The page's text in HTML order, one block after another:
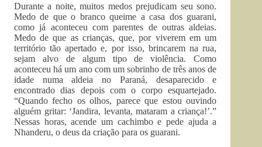
Durante a noite, muitos medos prejudicam seu sono.
Medo de que o branco queime a casa dos guarani,
como já aconteceu com parentes de outras aldeias.
Medo de que as crianças, que, por viverem em um
território tão apertado e, por isso, brincarem na rua,
sejam alvo de algum tipo de violência. Como
aconteceu há um ano com um sobrinho de três anos de
idade numa aldeia no Paraná, desaparecido e
encontrado dias depois com o corpo esquartejado.
“Quando fecho os olhos, parece que estou ouvindo
alguém gritar: ‘Jandira, levanta, mataram a criança!’.”
Nessas horas, acende um cachimbo e pede ajuda a
Nhanderu, o deus da criação para os guarani.